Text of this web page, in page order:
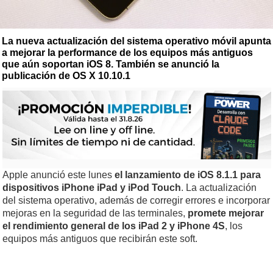
La nueva actualización del sistema operativo móvil apunta
a mejorar la performance de los equipos más antiguos
que aún soportan iOS 8. También se anunció la
publicación de OS X 10.10.1
Apple anunció este lunes el lanzamiento de iOS 8.1.1 para
dispositivos iPhone iPad y iPod Touch. La actualización
del sistema operativo, además de corregir errores e incorporar
mejoras en la seguridad de las terminales, promete mejorar
el rendimiento general de los iPad 2 y iPhone 4S, los
equipos más antiguos que recibirán este soft.